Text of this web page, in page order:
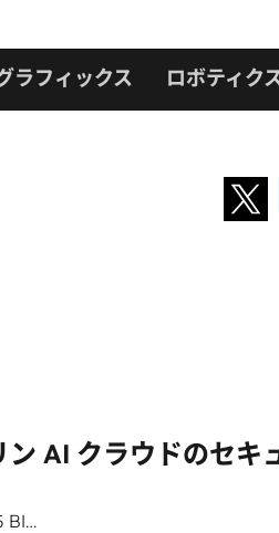
ラフィックス ロボティク
AI クラウドのセキ
BI…